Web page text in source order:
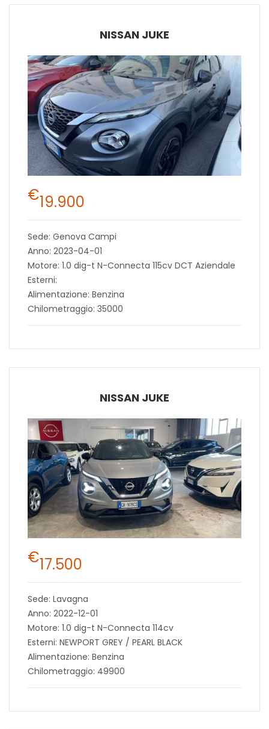
NISSAN JUKE
€19.900
Sede: Genova Campi
Anno: 2023-04-01
Motore: 1.0 dig-t N-Connecta 115cv DCT Aziendale
Esterni:
Alimentazione: Benzina
Chilometraggio: 35000
NISSAN JUKE
€17.500
Sede: Lavagna
Anno: 2022-12-01
Motore: 1.0 dig-t N-Connecta 114cv
Esterni: NEWPORT GREY / PEARL BLACK
Alimentazione: Benzina
Chilometraggio: 49900